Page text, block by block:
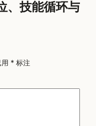
、技能循环与
* 标注